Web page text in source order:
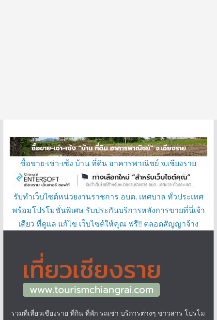
ซื้อขาย-เช่า-เซ้ง บ้าน ที่ดิน อาคารพาณิชย์ จ.เชียงราย
รับทำเว็บไซต์หน่วยงานราชการ อบต. เทศบาล ทั่วประเทศ
พร้อมโปรโมชั่นพิเศษ รับประกันบริการหลังการขายที่นี่เจ้า
เดียว ที่ดูแล แก้ไข เว็บไซต์ให้คุณ ฟรี!! ตลอดสัญญาจ้าง
รวมที่เที่ยวเชียงราย ที่กิน ที่พัก รถเช่า บริการต่างๆ ข่าวสาร โปรโม